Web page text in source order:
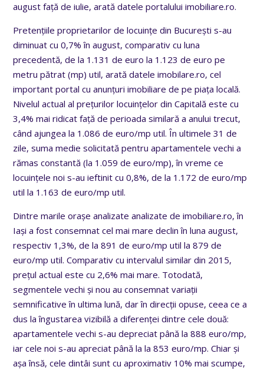
august față de iulie, arată datele portalului imobiliare.ro.
Pretențiile proprietarilor de locuințe din București s-au
diminuat cu 0,7% în august, comparativ cu luna
precedentă, de la 1.131 de euro la 1.123 de euro pe
metru pătrat (mp) util, arată datele imobilare.ro, cel
important portal cu anunțuri imobiliare de pe piața locală.
Nivelul actual al prețurilor locuințelor din Capitală este cu
3,4% mai ridicat față de perioada similară a anului trecut,
când ajungea la 1.086 de euro/mp util. În ultimele 31 de
zile, suma medie solicitată pentru apartamentele vechi a
rămas constantă (la 1.059 de euro/mp), în vreme ce
locuințele noi s-au ieftinit cu 0,8%, de la 1.172 de euro/mp
util la 1.163 de euro/mp util.
Dintre marile orașe analizate analizate de imobiliare.ro, în
Iași a fost consemnat cel mai mare declin în luna august,
respectiv 1,3%, de la 891 de euro/mp util la 879 de
euro/mp util. Comparativ cu intervalul similar din 2015,
prețul actual este cu 2,6% mai mare. Totodată,
segmentele vechi și nou au consemnat variații
semnificative în ultima lună, dar în direcții opuse, ceea ce a
dus la îngustarea vizibilă a diferenței dintre cele două:
apartamentele vechi s-au depreciat până la 888 euro/mp,
iar cele noi s-au apreciat până la la 853 euro/mp. Chiar și
așa însă, cele dintâi sunt cu aproximativ 10% mai scumpe,